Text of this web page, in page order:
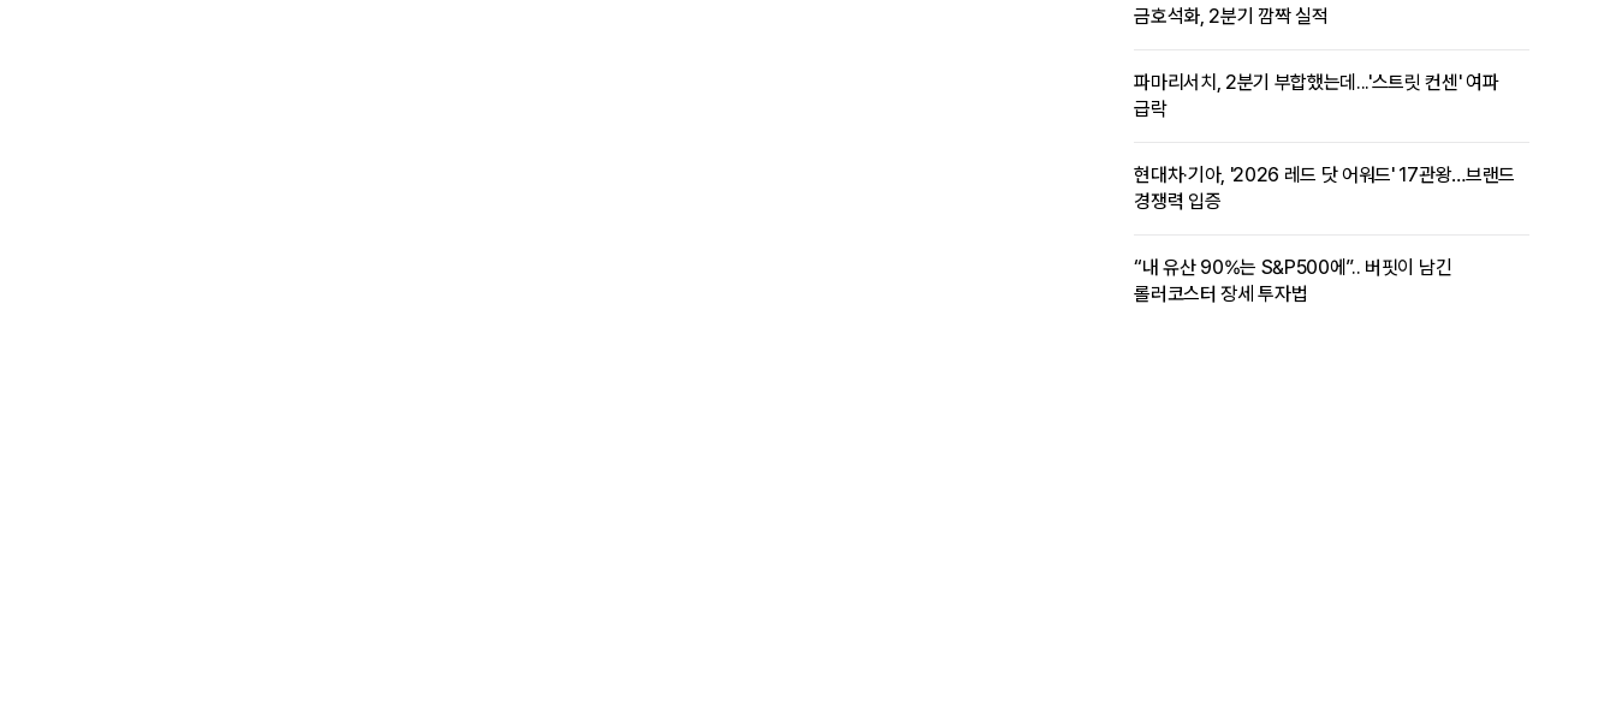
금호석화, 2분기 깜짝 실적
파마리서치, 2분기 부합했는데...'스트릿 컨센' 여파
급락
현대차·기아, '2026 레드 닷 어워드' 17관왕…브랜드
경쟁력 입증
“내 유산 90%는 S&P500에”.. 버핏이 남긴
롤러코스터 장세 투자법